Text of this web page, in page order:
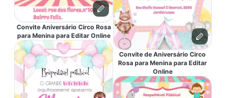
Convite Aniversário Circo Rosa
para Menina para Editar Online
Convite de Aniversário Circo
Rosa para Menina para Editar
Online